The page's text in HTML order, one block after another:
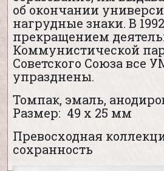
об окончании
нагрудные знаки. В
прекращением
Коммунистической
Советского Союза все
упразднены.
Томпак, эмаль,
Размер: 49 х 25 мм
Превосходная
сохранность